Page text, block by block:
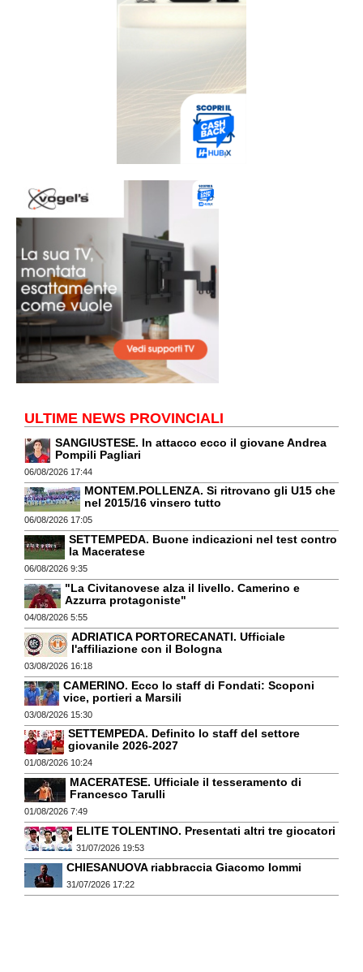
ULTIME NEWS PROVINCIALI
SANGIUSTESE. In attacco ecco il giovane Andrea
Pompili Pagliari
06/08/2026 17:44
MONTEM.POLLENZA. Si ritrovano gli U15 che
nel 2015/16 vinsero tutto
06/08/2026 17:05
SETTEMPEDA. Buone indicazioni nel test contro
la Maceratese
06/08/2026 9:35
"La Civitanovese alza il livello. Camerino e
Azzurra protagoniste"
04/08/2026 5:55
ADRIATICA PORTORECANATI. Ufficiale
l'affiliazione con il Bologna
03/08/2026 16:18
CAMERINO. Ecco lo staff di Fondati: Scoponi
vice, portieri a Marsili
03/08/2026 15:30
SETTEMPEDA. Definito lo staff del settore
giovanile 2026-2027
01/08/2026 10:24
MACERATESE. Ufficiale il tesseramento di
Francesco Tarulli
01/08/2026 7:49
ELITE TOLENTINO. Presentati altri tre giocatori
31/07/2026 19:53
CHIESANUOVA riabbraccia Giacomo Iommi
31/07/2026 17:22